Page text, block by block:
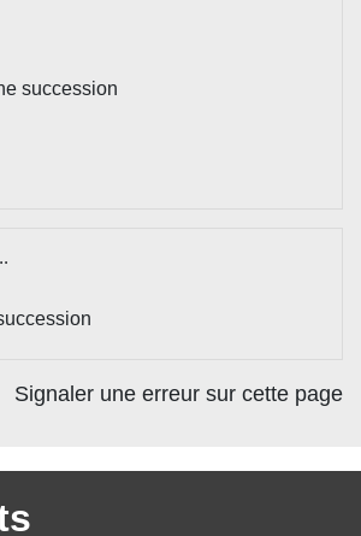
succession
Signaler une erreur sur cette page